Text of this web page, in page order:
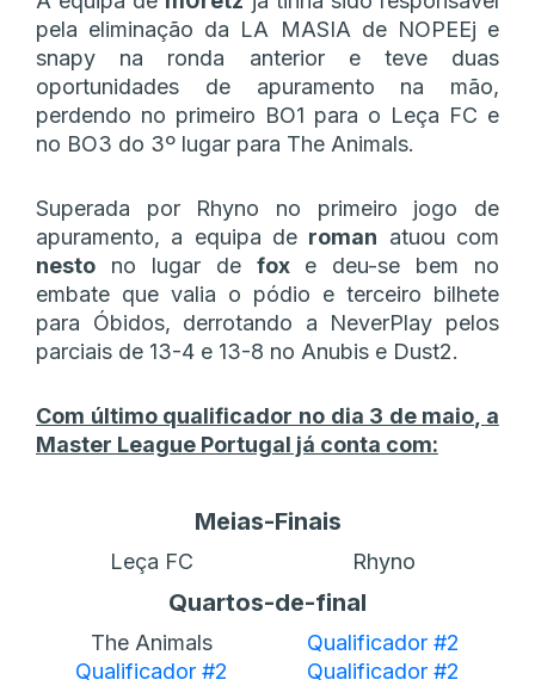
pela eliminação da LA MASIA de NOPEEj e
snapy na ronda anterior e teve duas
oportunidades de apuramento na mão,
perdendo no primeiro BO1 para o Leça FC e
no BO3 do 3º lugar para The Animals.
Superada por Rhyno no primeiro jogo de
apuramento, a equipa de roman atuou com
nesto no lugar de foxe deu-se bem no
embate que valia o pódio e terceiro bilhete
para Óbidos, derrotando a NeverPlay pelos
parciais de 13-4 e 13-8 no Anubis e Dust2.
Com último qualificador no dia 3 de maio, a
Master League Portugal já conta com:
Meias-Finais
Leça FC Rhyno
Quartos-de-final
The Animals
Qualificador #2
Qualificador #2
Qualificador #2